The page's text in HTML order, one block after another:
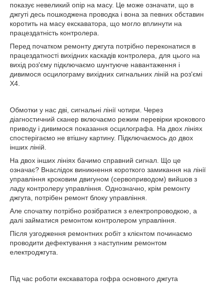
показує невеликий опір на масу. Це може означати, що в
джгуті десь пошкоджена проводка і вона за певних обставин
коротить на масу екскаватора, що могло вплинути на
працездатність контролера.
Перед початком ремонту джгута потрібно переконатися в
працездатності вихідних каскадів контролера, для цього на
вихід роз'єму підключаємо шунтуюче навантаження і
дивимося осцилограму вихідних сигнальних ліній на роз'ємі
X4.
Обмотки у нас дві, сигнальні лінії чотири. Через
діагностичний сканер включаємо режим перевірки крокового
приводу і дивимося показання осцилографа. На двох лініях
спостерігаємо не втішну картину. Підключаємось до двох
інших ліній.
На двох інших лініях бачимо справний сигнал. Що це
означає? Внаслідок виникнення короткого замикання на лінії
управління кроковим двигуном (сервоприводом) вийшов з
ладу контролеру управління. Однозначно, крім ремонту
джгута, потрібен ремонт блоку управління.
Але спочатку потрібно розібратися з електропроводкою, а
далі займатися ремонтом контролером управління.
Після узгодження ремонтних робіт з клієнтом починаємо
проводити дефектування з наступним ремонтом
електроджгута.
Під час роботи екскаватора гофра основного джгута